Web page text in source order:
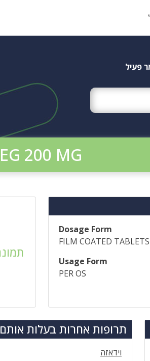
פעיל
200 MG
Dosage Form
FILM COATED TABLETS
Usage Form
PER OS
תרופות אחרות בעלות
וידאזה